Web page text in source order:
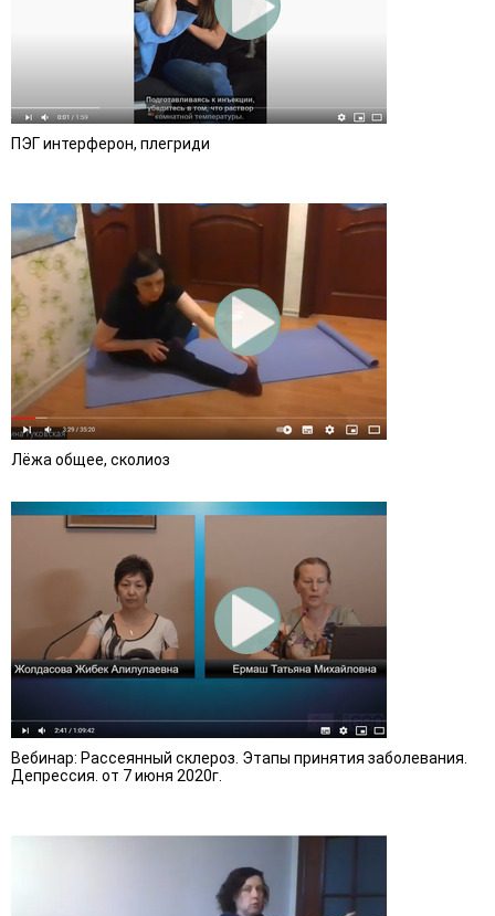
ПЭГ интерферон, плегриди
Лёжа общее, сколиоз
Вебинар: Рассеянный склероз. Этапы принятия заболевания.
Депрессия. от 7 июня 2020г.